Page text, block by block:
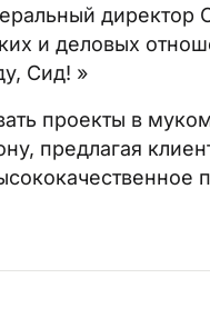
директор
и деловых
Сид! »
проекты в
предлагая
РАССЫЛКУ
на